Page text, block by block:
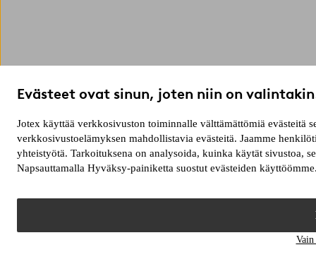
Evästeet ovat sinun, joten niin on
Jotex käyttää verkkosivuston toiminnalle välttämättömiä evästeitä
verkkosivustoelämyksen mahdollistavia evästeitä. Jaamme
yhteistyötä. Tarkoituksena on analysoida, kuinka käytät sivustoa,
Napsauttamalla Hyväksy-painiketta suostut evästeiden
Vain